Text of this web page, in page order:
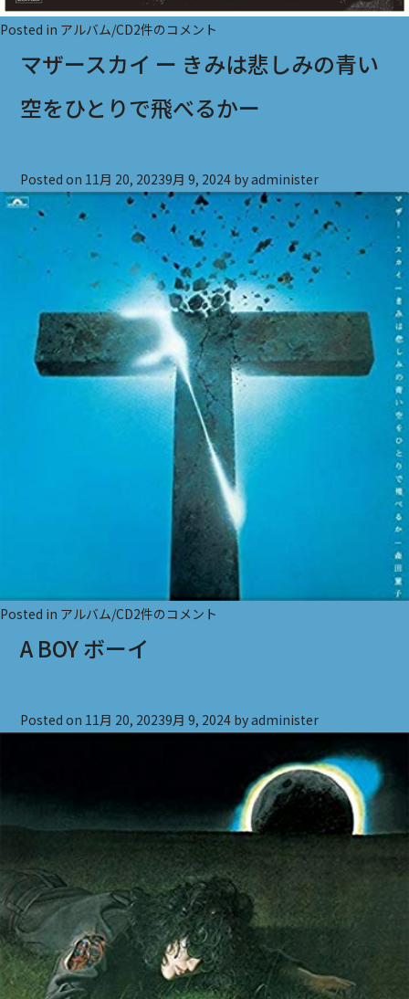
Posted in アルバム/CDGOOD
BYE
グ
ッ
イ
へ
の
2件のコメント
マザースカイ ー きみは悲しみの青い
空をひとりで飛べるかー
Posted on 11月 20, 20239月 9, 2024 byadminister
Posted in アルバム/CDマ
ザ
ー
カ
は
し
み
の
青
2件のコメント
A BOY ボーイ
Posted on 11月 20, 20239月 9, 2024 byadminister